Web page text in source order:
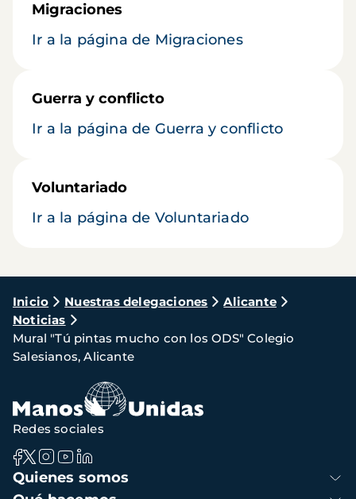
Migraciones
Ir a la página de Migraciones
Guerra y conflicto
Ir a la página de Guerra y conflicto
Voluntariado
Ir a la página de Voluntariado
Ruta
de
navegación
Inicio Nuestras delegaciones
Alicante
Noticias
Mural "Tú pintas mucho con los ODS" Colegio
Salesianos, Alicante
Navegación
principal
Quienes somos
Redes sociales